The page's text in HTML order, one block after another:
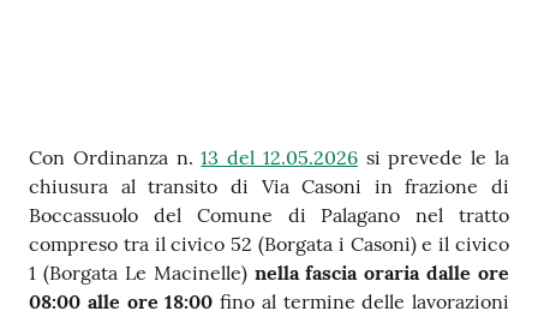
Contenuto
Con Ordinanza n.13 del 12.05.2026si prevede le la
chiusura al transito di Via Casoni in frazione di
Boccassuolo del Comune di Palagano nel tratto
compreso tra il civico 52 (Borgata i Casoni) e il civico
1 (Borgata Le Macinelle) nella fascia oraria dalle ore
08:00 alle ore 18:00 fino al termine delle lavorazioni